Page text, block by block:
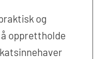
og
opprettholde